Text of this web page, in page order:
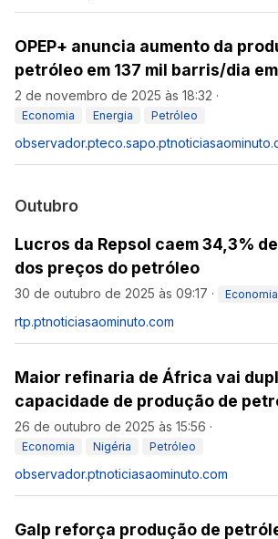
OPEP+ anuncia aumento da
petróleo em 137 mil barris/dia
2 de novembro de 2025 às 18:32 ·
Economia Energia Petróleo
observador.pteco.sapo.pt
Outubro
Lucros da Repsol caem 34,3%
dos preços do petróleo
30 de outubro de 2025 às 09:17 · Economia
rtp.ptnoticiasaominuto.com
Maior refinaria de África vai
capacidade de produção de
26 de outubro de 2025 às 15:56 ·
Economia Nigéria Petróleo
observador.ptnoticiasaominuto.com
Galp reforça produção de